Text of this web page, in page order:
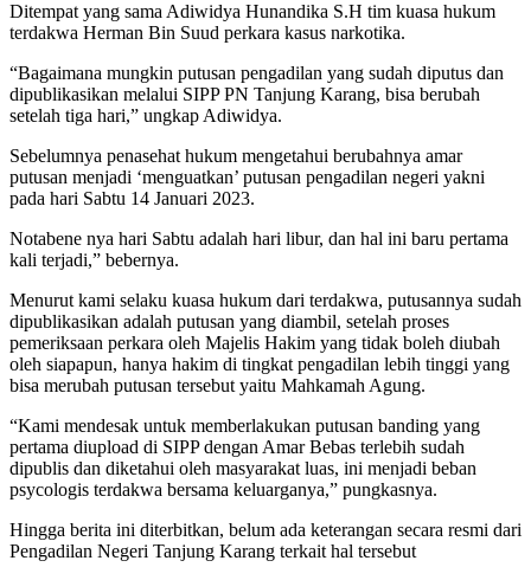
Ditempat yang sama Adiwidya Hunandika S.H tim kuasa hukum
terdakwa Herman Bin Suud perkara kasus narkotika.
“Bagaimana mungkin putusan pengadilan yang sudah diputus dan
dipublikasikan melalui SIPP PN Tanjung Karang, bisa berubah
setelah tiga hari,” ungkap Adiwidya.
Sebelumnya penasehat hukum mengetahui berubahnya amar
putusan menjadi ‘menguatkan’ putusan pengadilan negeri yakni
pada hari Sabtu 14 Januari 2023.
Notabene nya hari Sabtu adalah hari libur, dan hal ini baru pertama
kali terjadi,” bebernya.
Menurut kami selaku kuasa hukum dari terdakwa, putusannya sudah
dipublikasikan adalah putusan yang diambil, setelah proses
pemeriksaan perkara oleh Majelis Hakim yang tidak boleh diubah
oleh siapapun, hanya hakim di tingkat pengadilan lebih tinggi yang
bisa merubah putusan tersebut yaitu Mahkamah Agung.
“Kami mendesak untuk memberlakukan putusan banding yang
pertama diupload di SIPP dengan Amar Bebas terlebih sudah
dipublis dan diketahui oleh masyarakat luas, ini menjadi beban
psycologis terdakwa bersama keluarganya,” pungkasnya.
Hingga berita ini diterbitkan, belum ada keterangan secara resmi dari
Pengadilan Negeri Tanjung Karang terkait hal tersebut